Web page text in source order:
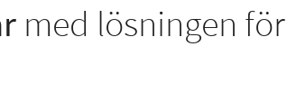
med lösningen för